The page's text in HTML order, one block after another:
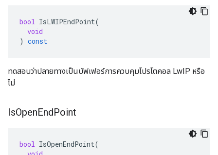
bool IsLWIPEndPoint(
void
) const
ทดสอบว่าปลายทางเป็นบัฟเฟอร์การควบคุมโปรโตคอล LwIP หรือ
ไม่
IsOpenEndPoint
bool IsOpenEndPoint(